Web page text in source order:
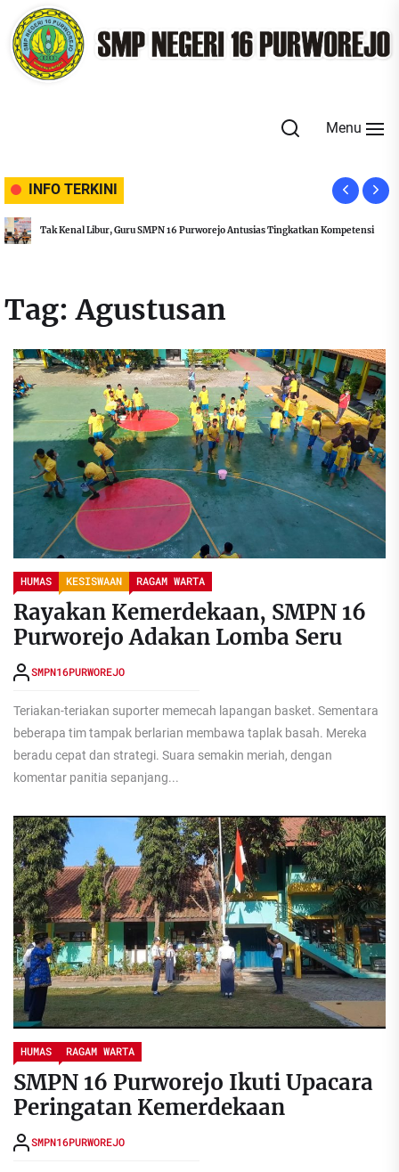
the
content
Menu
INFO TERKINI
Tak Kenal Libur, Guru SMPN 16 Purworejo Antusias Tingkatkan Kompetensi
Tag:Agustusan
HUMAS KESISWAAN RAGAM WARTA
Rayakan Kemerdekaan, SMPN 16
Purworejo Adakan Lomba Seru
SMPN16PURWOREJO
Teriakan-teriakan suporter memecah lapangan basket. Sementara
beberapa tim tampak berlarian membawa taplak basah. Mereka
beradu cepat dan strategi. Suara semakin meriah, dengan
komentar panitia sepanjang...
HUMAS RAGAM WARTA
SMPN 16 Purworejo Ikuti Upacara
Peringatan Kemerdekaan
SMPN16PURWOREJO